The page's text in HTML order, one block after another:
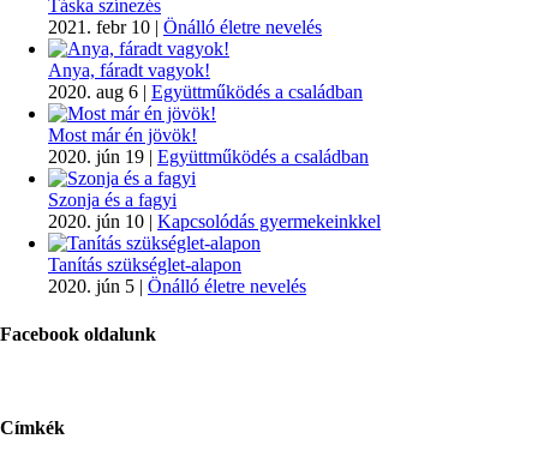
Táska színezés
2021. febr 10 | Önálló életre nevelés
Anya, fáradt vagyok!
2020. aug 6 | Együttműködés a családban
Most már én jövök!
2020. jún 19 | Együttműködés a családban
Szonja és a fagyi
2020. jún 10 | Kapcsolódás gyermekeinkkel
Tanítás szükséglet-alapon
2020. jún 5 | Önálló életre nevelés
Facebook oldalunk
Címkék